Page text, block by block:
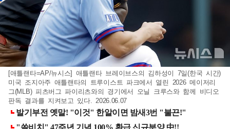
[애틀랜타=AP/뉴시스] 애틀랜타 브레이브스의 김하성이 7일(한국 시간)
미국 조지아주 애틀랜타의 트루이스트 파크에서 열린 2026 메이저리
그(MLB) 피츠버그 파이리츠와의 경기에서 오닐 크루스와 함께 비디오
판독 결과를 지켜보고 있다. 2026.06.07